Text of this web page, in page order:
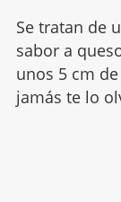
Se tratan de
sabor a
unos 5 cm
jamás te lo